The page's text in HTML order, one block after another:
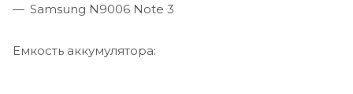
Samsung N9006 Note 3
Емкость аккумулятора: